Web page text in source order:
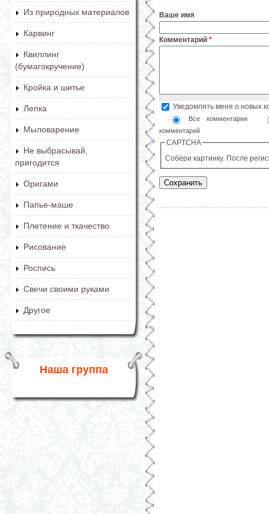
Из природных материалов
Карвинг
Квиллинг
(бумагокручение)
Кройка и шитье
Лепка
Мыловарение
Не выбрасывай,
пригодится
Оригами
Папье-маше
Плетение и ткачество
Рисование
Роспись
Свечи своими руками
Другое
Наша группа
Ваше имя
Комментарий *
Уведомлять меня о новых
Все комментарии
комментарий
CAPTCHA
Собери картинку. После